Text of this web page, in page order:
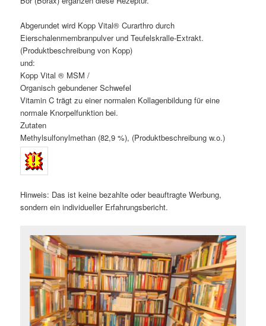
Abgerundet wird Kopp Vital® Curarthro durch
Eierschalenmembranpulver und Teufelskralle-Extrakt.
(Produktbeschreibung von Kopp)
und:
Kopp Vital ® MSM /
Organisch gebundener Schwefel
Vitamin C trägt zu einer normalen Kollagenbildung für eine
normale Knorpelfunktion bei.
Zutaten
Methylsulfonylmethan (82,9 %), (Produktbeschreibung w.o.)
Hinweis: Das ist keine bezahlte oder beauftragte Werbung,
sondern ein individueller Erfahrungsbericht.